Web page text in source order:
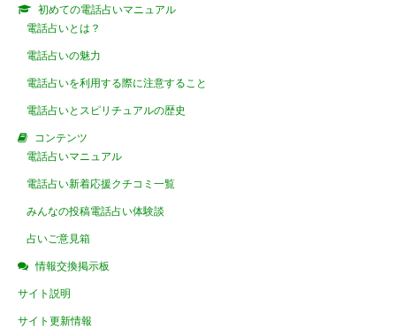
初めての電話占いマニュアル
電話占いとは？
電話占いの魅力
電話占いを利用する際に注意すること
電話占いとスピリチュアルの歴史
コンテンツ
電話占いマニュアル
電話占い新着応援クチコミ一覧
みんなの投稿電話占い体験談
占いご意見箱
情報交換掲示板
サイト説明
サイト更新情報